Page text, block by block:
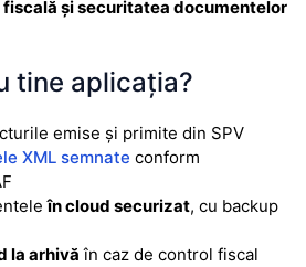
și securitatea documentelor
tine aplicația?
emise și primite din SPV
XML semnate conform
în cloud securizat, cu backup
la arhivă în caz de control fiscal